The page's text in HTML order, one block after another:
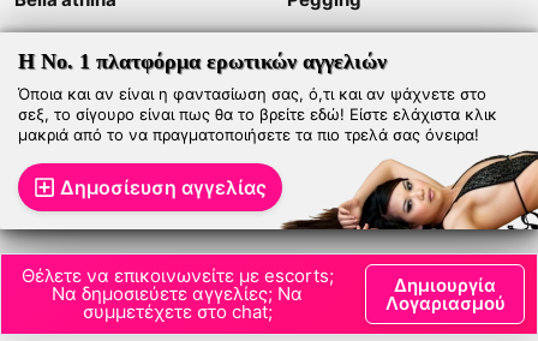
Η Νο. 1 πλατφόρμα ερωτικών αγγελιών
Όποια και αν είναι η φαντασίωση σας, ό,τι και αν ψάχνετε στο
σεξ, το σίγουρο είναι πως θα το βρείτε εδώ! Είστε ελάχιστα κλικ
μακριά από το να πραγματοποιήσετε τα πιο τρελά σας όνειρα!
Δημοσίευση αγγελίας
Θέλετε να επικοινωνείτε με escorts;
Να δημοσιεύετε αγγελίες; Να
συμμετέχετε στο chat;
Δημιουργία
Λογαριασμού